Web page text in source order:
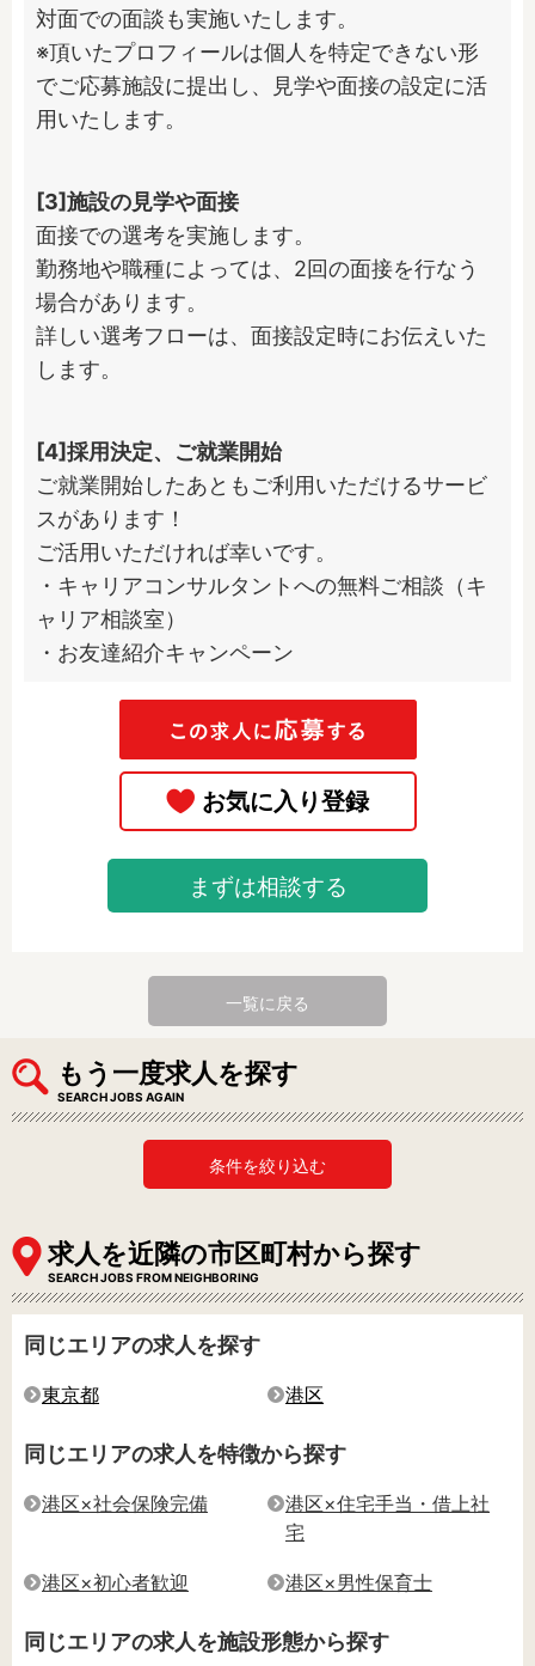
対面での面談も実施いたします。
※頂いたプロフィールは個人を特定できない形
でご応募施設に提出し、見学や面接の設定に活
用いたします。
[3]施設の見学や面接
面接での選考を実施します。
勤務地や職種によっては、2回の面接を行なう
場合があります。
詳しい選考フローは、面接設定時にお伝えいた
します。
[4]採用決定、ご就業開始
ご就業開始したあともご利用いただけるサービ
スがあります！
ご活用いただければ幸いです。
・キャリアコンサルタントへの無料ご相談（キ
ャリア相談室）
・お友達紹介キャンペーン
まずは相談する
一覧に戻る
もう一度求人を探す
SEARCH JOBS AGAIN
条件を絞り込む
求人を近隣の市区町村から探す
SEARCH JOBS FROM NEIGHBORING
同じエリアの求人を探す
東京都 港区
同じエリアの求人を特徴から探す
港区×社会保険完備
港区×住宅手当・借上社
宅
港区×初心者歓迎 港区×男性保育士
同じエリアの求人を施設形態から探す